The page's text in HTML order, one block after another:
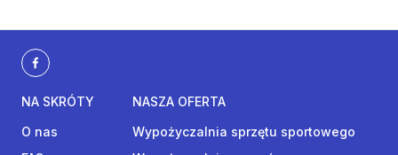
NA SKRÓTY
O nas
NASZA OFERTA
Wypożyczalnia sprzętu sportowego